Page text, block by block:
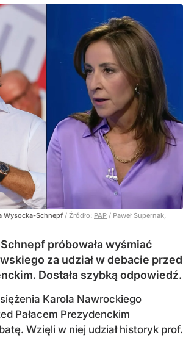
Wysocka-Schnepf / Źródło: PAP / Paweł Supernak,
próbowała wyśmiać
za udział w debacie przed
Dostała szybką odpowiedź.
Karola Nawrockiego
Pałacem Prezydenckim
Wzięli w niej udział historyk prof.